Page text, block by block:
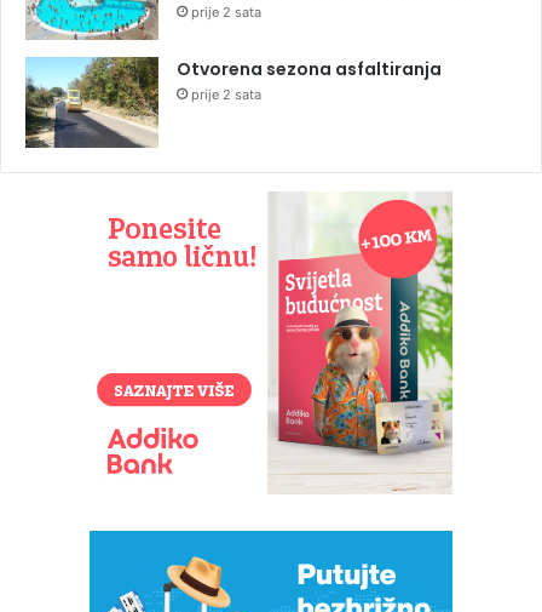
prije 2 sata
Otvorena sezona asfaltiranja
prije 2 sata